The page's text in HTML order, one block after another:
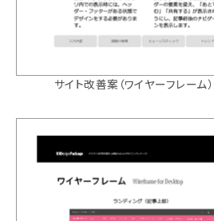
サイト改善案（ワイヤーフレーム）